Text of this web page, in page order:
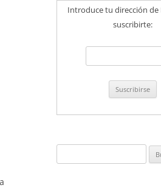
Introduce tu dirección de
suscribirte: